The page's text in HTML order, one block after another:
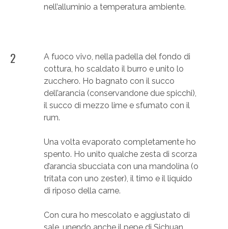
nell’alluminio a temperatura ambiente.
2
A fuoco vivo, nella padella del fondo di
cottura, ho scaldato il burro e unito lo
zucchero. Ho bagnato con il succo
dell’arancia (conservandone due spicchi),
il succo di mezzo lime e sfumato con il
rum.
Una volta evaporato completamente ho
spento. Ho unito qualche zesta di scorza
d’arancia sbucciata con una mandolina (o
tritata con uno zester), il timo e il liquido
di riposo della carne.
Con cura ho mescolato e aggiustato di